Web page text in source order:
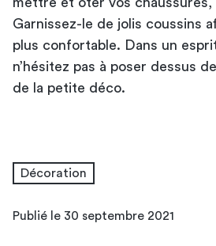
Garnissez-le de jolis coussins
plus confortable. Dans un
n’hésitez pas à poser dessus
de la petite déco.
Décoration
Publié le 30 septembre 2021